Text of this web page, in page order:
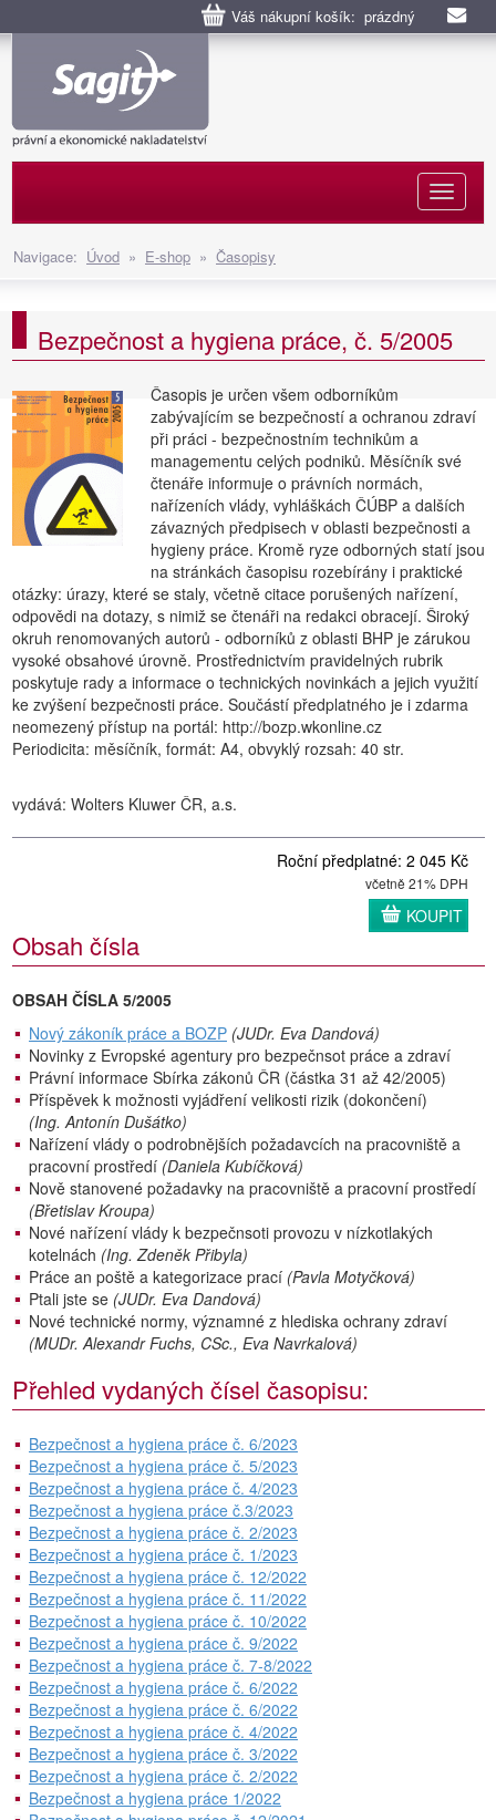
Váš nákupní košík: prázdný
Navigace: Úvod » E-shop » Časopisy
Bezpečnost a hygiena práce, č. 5/2005
Časopis je určen všem odborníkům
zabývajícím se bezpečností a ochranou zdraví
při práci - bezpečnostním technikům a
managementu celých podniků. Měsíčník své
čtenáře informuje o právních normách,
nařízeních vlády, vyhláškách ČÚBP a dalších
závazných předpisech v oblasti bezpečnosti a
hygieny práce. Kromě ryze odborných statí jsou
na stránkách časopisu rozebírány i praktické
otázky: úrazy, které se staly, včetně citace porušených nařízení,
odpovědi na dotazy, s nimiž se čtenáři na redakci obracejí. Široký
okruh renomovaných autorů - odborníků z oblasti BHP je zárukou
vysoké obsahové úrovně. Prostřednictvím pravidelných rubrik
poskytuje rady a informace o technických novinkách a jejich využití
ke zvýšení bezpečnosti práce. Součástí předplatného je i zdarma
neomezený přístup na portál: http://bozp.wkonline.cz
Periodicita: měsíčník, formát: A4, obvyklý rozsah: 40 str.
vydává: Wolters Kluwer ČR, a.s.
Roční předplatné: 2 045 Kč
včetně 21% DPH
KOUPIT
Obsah čísla
OBSAH ČÍSLA 5/2005
Nový zákoník práce a BOZP (JUDr. Eva Dandová)
Novinky z Evropské agentury pro bezpečnsot práce a zdraví
Právní informace Sbírka zákonů ČR (částka 31 až 42/2005)
Příspěvek k možnosti vyjádření velikosti rizik (dokončení)
(Ing. Antonín Dušátko)
Nařízení vlády o podrobnějších požadavcích na pracovniště a
pracovní prostředí (Daniela Kubíčková)
Nově stanovené požadavky na pracovniště a pracovní prostředí
(Břetislav Kroupa)
Nové nařízení vlády k bezpečnsoti provozu v nízkotlakých
kotelnách (Ing. Zdeněk Přibyla)
Práce an poště a kategorizace prací (Pavla Motyčková)
Ptali jste se (JUDr. Eva Dandová)
Nové technické normy, významné z hlediska ochrany zdraví
(MUDr. Alexandr Fuchs, CSc., Eva Navrkalová)
Přehled vydaných čísel časopisu:
Bezpečnost a hygiena práce č. 6/2023
Bezpečnost a hygiena práce č. 5/2023
Bezpečnost a hygiena práce č. 4/2023
Bezpečnost a hygiena práce č.3/2023
Bezpečnost a hygiena práce č. 2/2023
Bezpečnost a hygiena práce č. 1/2023
Bezpečnost a hygiena práce č. 12/2022
Bezpečnost a hygiena práce č. 11/2022
Bezpečnost a hygiena práce č. 10/2022
Bezpečnost a hygiena práce č. 9/2022
Bezpečnost a hygiena práce č. 7-8/2022
Bezpečnost a hygiena práce č. 6/2022
Bezpečnost a hygiena práce č. 6/2022
Bezpečnost a hygiena práce č. 4/2022
Bezpečnost a hygiena práce č. 3/2022
Bezpečnost a hygiena práce č. 2/2022
Bezpečnost a hygiena práce 1/2022